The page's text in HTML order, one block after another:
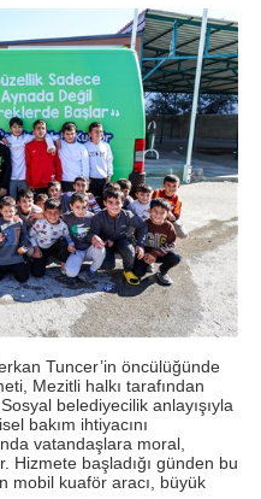
Tuncer’in öncülüğünde
Mezitli halkı tarafından
belediyecilik anlayışıyla
bakım ihtiyacını
vatandaşlara moral,
Hizmete başladığı günden bu
mobil kuaför aracı, büyük